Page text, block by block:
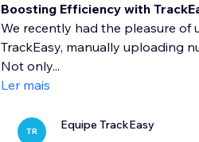
Boosting Efficiency with
We recently had the pleasure of
TrackEasy, manually uploading
Not only...
Ler mais
TR Equipe TrackEasy